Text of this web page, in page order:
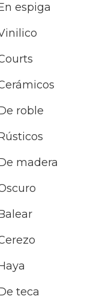
espiga
roble
madera
teca